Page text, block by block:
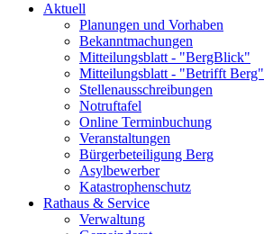
Aktuell
Planungen und Vorhaben
Bekanntmachungen
Mitteilungsblatt - "BergBlick"
Mitteilungsblatt - "Betrifft Berg"
Stellenausschreibungen
Notruftafel
Online Terminbuchung
Veranstaltungen
Bürgerbeteiligung Berg
Asylbewerber
Katastrophenschutz
Rathaus & Service
Verwaltung